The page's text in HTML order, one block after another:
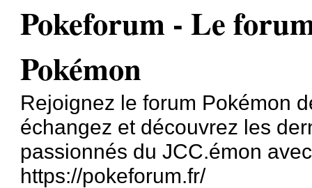
Pokeforum - Le
Pokémon
Rejoignez le forum Pokémon
échangez et découvrez les
passionnés du JCC.émon
https://pokeforum.fr/